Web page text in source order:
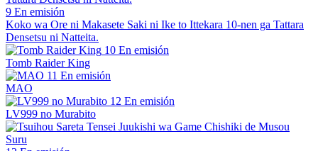
9 En emisión
Koko wa Ore ni Makasete Saki ni Ike to Ittekara 10-nen ga Tattara
Densetsu ni Natteita.
10 En emisión
Tomb Raider King
11 En emisión
MAO
12 En emisión
LV999 no Murabito